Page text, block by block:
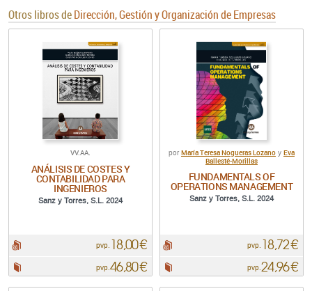
Otros libros deDirección, Gestión y Organización de Empresas
VV.AA.
ANÁLISIS DE COSTES Y
CONTABILIDAD PARA
INGENIEROS
Sanz y Torres, S.L. 2024
pvp. 18,00 €
pvp.46,80 €
por María Teresa Nogueras Lozano y Eva
Ballesté-Morillas
FUNDAMENTALS OF
OPERATIONS MANAGEMENT
Sanz y Torres, S.L. 2024
pvp. 18,72 €
pvp.24,96 €